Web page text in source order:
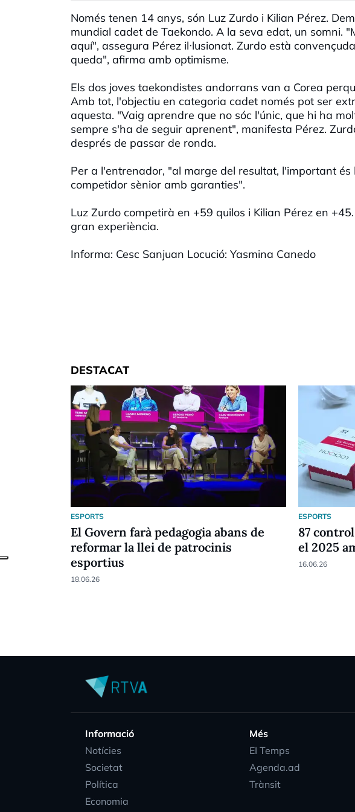
Només tenen 14 anys, són Luz Zurdo i Kilian Pérez.
mundial cadet de Taekondo. A la seva edat, un somni.
aquí", assegura Pérez il·lusionat. Zurdo està
queda", afirma amb optimisme.
Els dos joves taekondistes andorrans van a Corea
Amb tot, l'objectiu en categoria cadet només pot ser
aquesta. "Vaig aprendre que no sóc l'únic, que hi ha
sempre s'ha de seguir aprenent", manifesta Pérez.
després de passar de ronda.
Per a l'entrenador, "al marge del resultat, l'important
competidor sènior amb garanties".
Luz Zurdo competirà en +59 quilos i Kilian Pérez en
gran experiència.
Informa: Cesc Sanjuan Locució: Yasmina Canedo
DESTACAT
ESPORTS
El Govern farà pedagogia abans de
reformar la llei de patrocinis
esportius
18.06.26
ESPORTS
87
el 2025
16.06.26
Informació
Notícies
Societat
Política
Economia
Més
EI Temps
Agenda.ad
Trànsit